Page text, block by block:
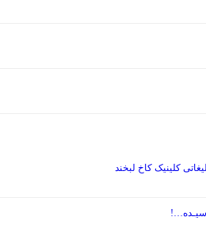
کلینیک کاخ لبخند